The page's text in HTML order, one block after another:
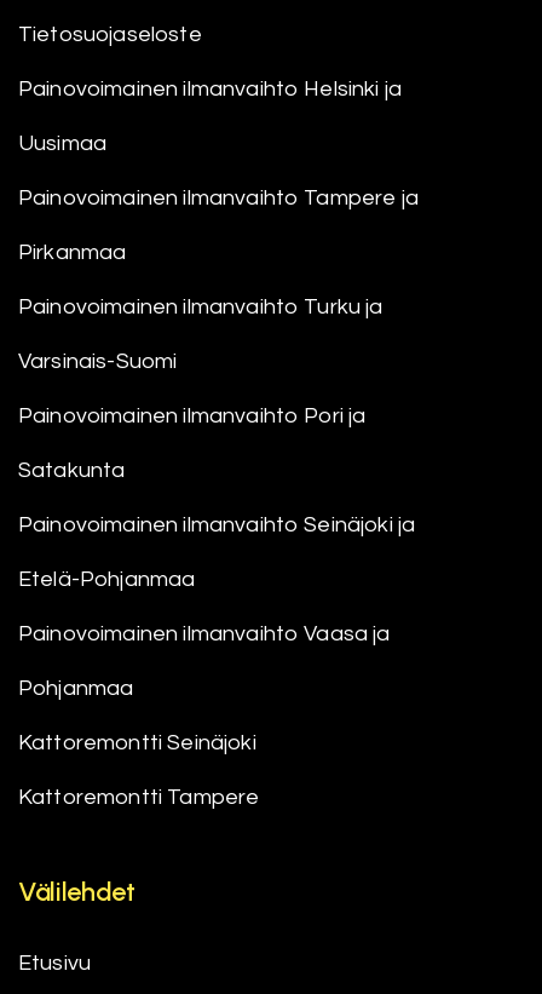
Tietosuojaseloste
Painovoimainen ilmanvaihto Helsinki ja
Uusimaa
Painovoimainen ilmanvaihto Tampere ja
Pirkanmaa
Painovoimainen ilmanvaihto Turku ja
Varsinais-Suomi
Painovoimainen ilmanvaihto Pori ja
Satakunta
Painovoimainen ilmanvaihto Seinäjoki ja
Etelä-Pohjanmaa
Painovoimainen ilmanvaihto Vaasa ja
Pohjanmaa
Kattoremontti Seinäjoki
Kattoremontti Tampere
Välilehdet
Etusivu